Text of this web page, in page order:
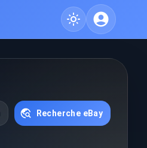
Recherche eBay